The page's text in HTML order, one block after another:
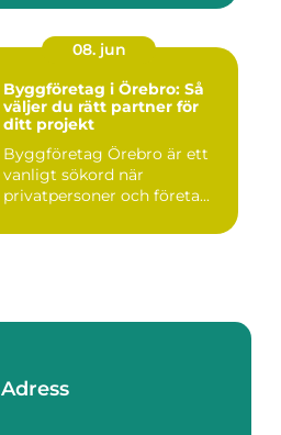
08. jun
Byggföretag i Örebro: Så
väljer du rätt partner för
ditt projekt
Byggföretag Örebro är ett
vanligt sökord när
privatpersoner och företa...
Adress